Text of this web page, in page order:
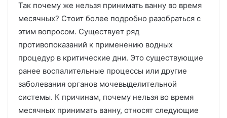
Так почему же нельзя принимать ванну во время
месячных? Стоит более подробно разобраться с
этим вопросом. Существует ряд
противопоказаний к применению водных
процедур в критические дни. Это существующие
ранее воспалительные процессы или другие
заболевания органов мочевыделительной
системы. К причинам, почему нельзя во время
месячных принимать ванну, относят следующие